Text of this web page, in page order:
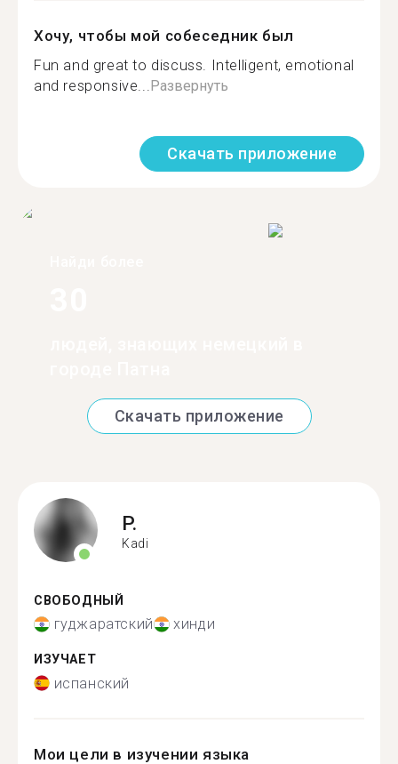
Хочу, чтобы мой собеседник был
Fun and great to discuss. Intelligent, emotional
and responsive...Развернуть
Скачать приложение
Скачать приложение
P.
Kadi
СВОБОДНЫЙ
гуджаратский хинди
ИЗУЧАЕТ
испанский
Мои цели в изучении языка